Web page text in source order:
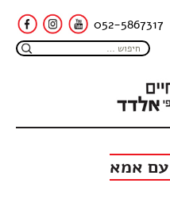
052-5867317